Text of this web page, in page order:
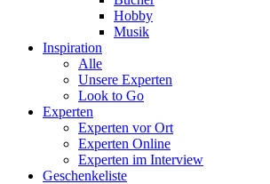
Hobby
Musik
Inspiration
Alle
Unsere Experten
Look to Go
Experten
Experten vor Ort
Experten Online
Experten im Interview
Geschenkeliste